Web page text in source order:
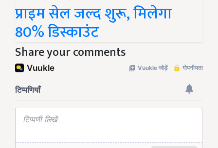
प्राइम सेल जल्द शुरू, मिलेगा
80% डिस्काउंट
Share your comments